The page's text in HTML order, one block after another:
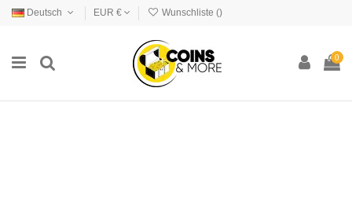
Deutsch EUR € Wunschliste ()
0